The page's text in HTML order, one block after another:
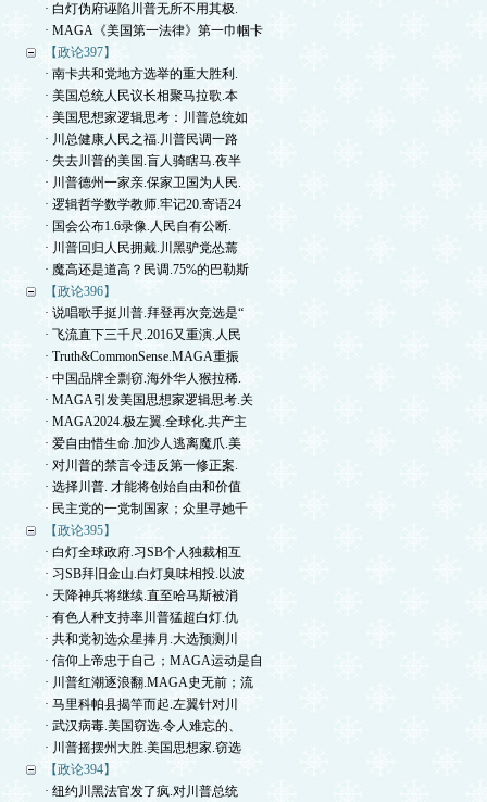
· 白灯伪府诬陷川普无所不用其极.
· MAGA《美国第一法律》第一巾帼卡
【政论397】
· 南卡共和党地方选举的重大胜利.
· 美国总统人民议长相聚马拉歌.本
· 美国思想家逻辑思考：川普总统如
· 川总健康人民之福.川普民调一路
· 失去川普的美国.盲人骑瞎马.夜半
· 川普德州一家亲.保家卫国为人民.
· 逻辑哲学数学教师.牢记20.寄语24
· 国会公布1.6录像.人民自有公断.
· 川普回归人民拥戴.川黑驴党怂蔫
· 魔高还是道高？民调.75%的巴勒斯
【政论396】
· 说唱歌手挺川普.拜登再次竞选是“
· 飞流直下三千尺.2016又重演.人民
· Truth&CommonSense.MAGA重振
· 中国品牌全剽窃.海外华人猴拉稀.
· MAGA引发美国思想家逻辑思考.关
· MAGA2024.极左翼.全球化.共产主
· 爱自由惜生命.加沙人逃离魔爪.美
· 对川普的禁言令违反第一修正案.
· 选择川普. 才能将创始自由和价值
· 民主党的一党制国家；众里寻她千
【政论395】
· 白灯全球政府.习SB个人独裁相互
· 习SB拜旧金山.白灯臭味相投.以波
· 天降神兵将继续.直至哈马斯被消
· 有色人种支持率川普猛超白灯.仇
· 共和党初选众星捧月.大选预测川
· 信仰上帝忠于自己；MAGA运动是自
· 川普红潮逐浪翻.MAGA史无前；流
· 马里科帕县揭竿而起.左翼针对川
· 武汉病毒.美国窃选.令人难忘的、
· 川普摇摆州大胜.美国思想家.窃选
【政论394】
· 纽约川黑法官发了疯.对川普总统